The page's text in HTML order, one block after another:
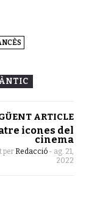
ARTICLE
icones del
cinema
per Redacció - ag. 21,
2022